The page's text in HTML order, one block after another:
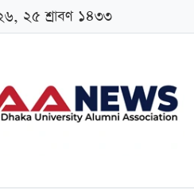
২৫ শ্রাবণ ১৪৩৩